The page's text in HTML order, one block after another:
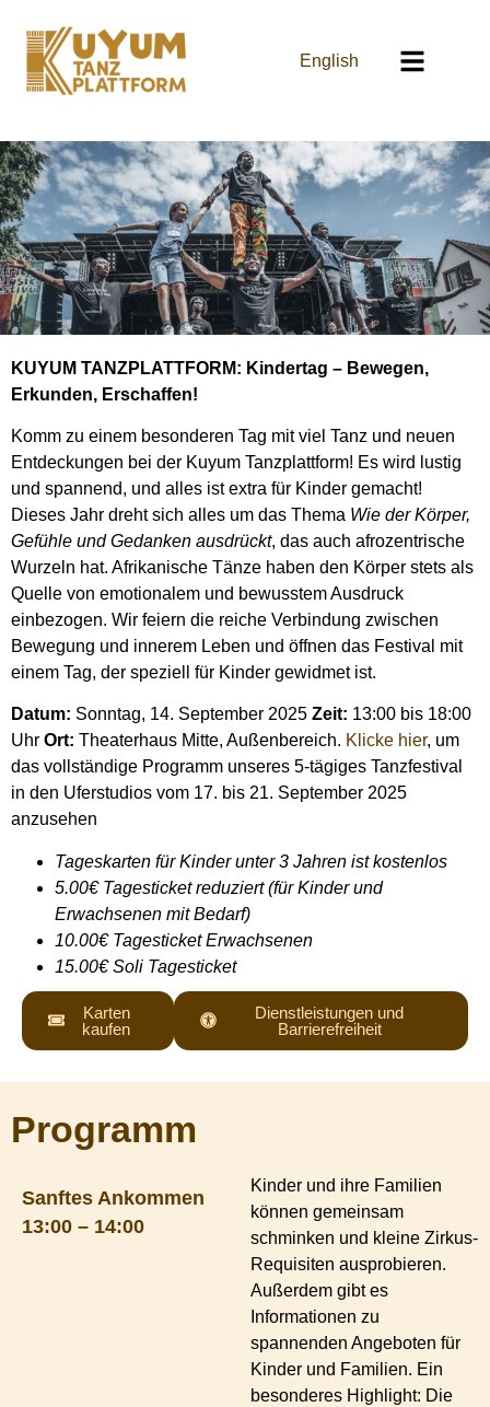
English
KUYUM TANZPLATTFORM: Kindertag – Bewegen,
Erkunden, Erschaffen!
Komm zu einem besonderen Tag mit viel Tanz und neuen
Entdeckungen bei der Kuyum Tanzplattform! Es wird lustig
und spannend, und alles ist extra für Kinder gemacht!
Dieses Jahr dreht sich alles um das Thema Wie der Körper,
Gefühle und Gedanken ausdrückt, das auch afrozentrische
Wurzeln hat. Afrikanische Tänze haben den Körper stets als
Quelle von emotionalem und bewusstem Ausdruck
einbezogen. Wir feiern die reiche Verbindung zwischen
Bewegung und innerem Leben und öffnen das Festival mit
einem Tag, der speziell für Kinder gewidmet ist.
Datum: Sonntag, 14. September 2025 Zeit: 13:00 bis 18:00
Uhr Ort: Theaterhaus Mitte, Außenbereich. Klicke hier, um
das vollständige Programm unseres 5-tägiges Tanzfestival
in den Uferstudios vom 17. bis 21. September 2025
anzusehen
Tageskarten für Kinder unter 3 Jahren ist kostenlos
5.00€ Tagesticket reduziert (für Kinder und
Erwachsenen mit Bedarf)
10.00€ Tagesticket Erwachsenen
15.00€ Soli Tagesticket
Karten
kaufen
Dienstleistungen und
Barrierefreiheit
Programm
Sanftes Ankommen
13:00 – 14:00
Kinder und ihre Familien
können gemeinsam
schminken und kleine Zirkus-
Requisiten ausprobieren.
Außerdem gibt es
Informationen zu
spannenden Angeboten für
Kinder und Familien. Ein
besonderes Highlight: Die